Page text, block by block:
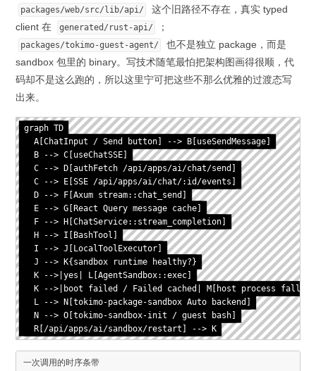
packages/web/src/lib/api/
这个旧路径不存在，真实 typed
client 在
generated/rust-api/ ；
packages/tokimo-guest-agent/
也不是独立 package，而是
sandbox 包里的 binary。写技术随笔最怕把架构图画得很顺，代
码却不是这么跑的，所以这里宁可把这些不那么优雅的过渡态写
出来。
graph TD
  A[ChatInput / Send button] --> B[useSendMessage]
  B --> C[useChatSSE]
  C --> D[authFetch /api/apps/ai/chat/send]
  C --> E[SSE /api/apps/ai/chat/:id/events]
  D --> F[Axum stream::chat_send]
  E --> G[React Query message cache]
  F --> H[ChatService::stream_completion]
  H --> I[BashTool]
  I --> J[LocalToolExecutor]
  J --> K{sandbox runtime healthy?}
  K -->|yes| L[AgentSandbox::exec]
K -->|boot failed / Failed cached| M[host process
  L --> N[tokimo-package-sandbox Auto backend]
  N --> O[tokimo-sandbox-init / guest bash]
  R[/api/apps/ai/sandbox/restart] --> K
一次调用的时序条带